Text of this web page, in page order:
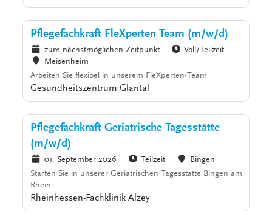
Pflegefachkraft FleXperten Team (m/w/d)
zum nächstmöglichen Zeitpunkt
Voll/Teilzeit
Meisenheim
Arbeiten Sie flexibel in unserem FleXperten-Team
Gesundheitszentrum Glantal
Pflegefachkraft Geriatrische Tagesstätte
(m/w/d)
01. September 2026 Teilzeit
Bingen
Starten Sie in unserer Geriatrischen Tagesstätte Bingen am
Rhein
Rheinhessen-Fachklinik Alzey